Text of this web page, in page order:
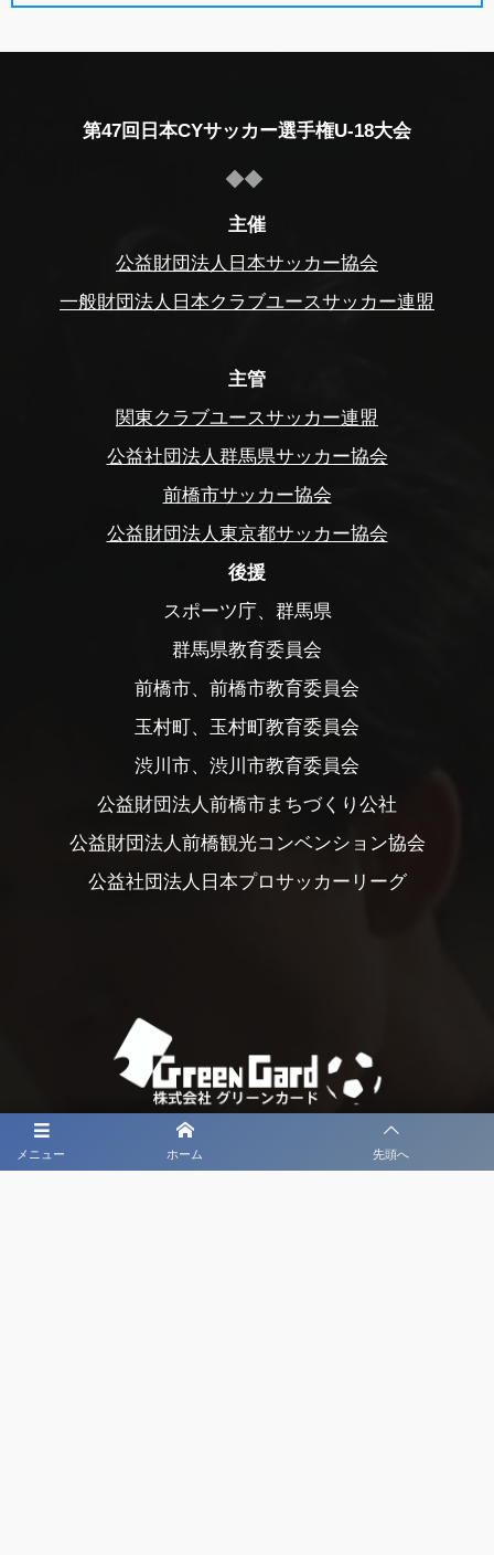
メニュー ホーム 先頭へ
第47回日本CYサッカー選手権U-18大会
主催
公益財団法人日本サッカー協会
一般財団法人日本クラブユースサッカー連盟
主管
関東クラブユースサッカー連盟
公益社団法人群馬県サッカー協会
前橋市サッカー協会
公益財団法人東京都サッカー協会
後援
スポーツ庁、群馬県
群馬県教育委員会
前橋市、前橋市教育委員会
玉村町、玉村町教育委員会
渋川市、渋川市教育委員会
公益財団法人前橋市まちづくり公社
公益財団法人前橋観光コンベンション協会
公益社団法人日本プロサッカーリーグ